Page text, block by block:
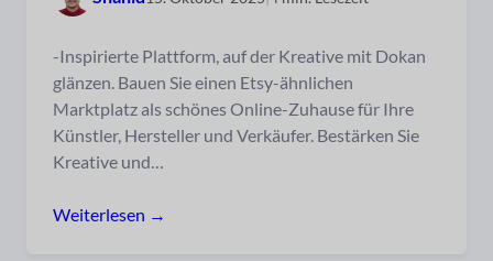
-Inspirierte Plattform, auf der Kreative mit Dokan
glänzen. Bauen Sie einen Etsy-ähnlichen
Marktplatz als schönes Online-Zuhause für Ihre
Künstler, Hersteller und Verkäufer. Bestärken Sie
Kreative und…
Weiterlesen →